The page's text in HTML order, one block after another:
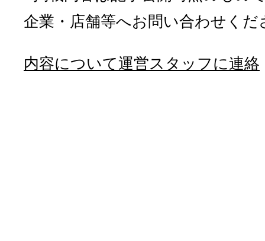
企業・店舗等へお問い合わせくだ
内容について運営スタッフに連絡